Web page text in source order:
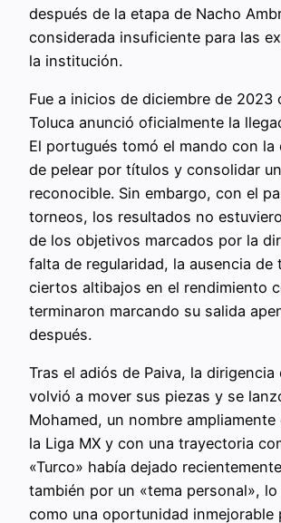
después de la etapa de Nacho
considerada insuficiente para las
la institución.
Fue a inicios de diciembre de 2023
Toluca anunció oficialmente la
El portugués tomó el mando con la
de pelear por títulos y consolidar
reconocible. Sin embargo, con el
torneos, los resultados no
de los objetivos marcados por la
falta de regularidad, la ausencia de
ciertos altibajos en el rendimiento
terminaron marcando su salida
después.
Tras el adiós de Paiva, la dirigencia
volvió a mover sus piezas y se
Mohamed, un nombre
la Liga MX y con una trayectoria
«Turco» había dejado
también por un «tema personal»,
como una oportunidad inmejorable